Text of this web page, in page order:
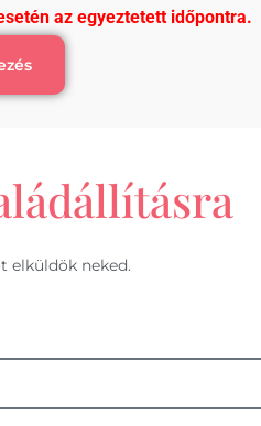
az egyeztetett időpontra.
elküldök neked.